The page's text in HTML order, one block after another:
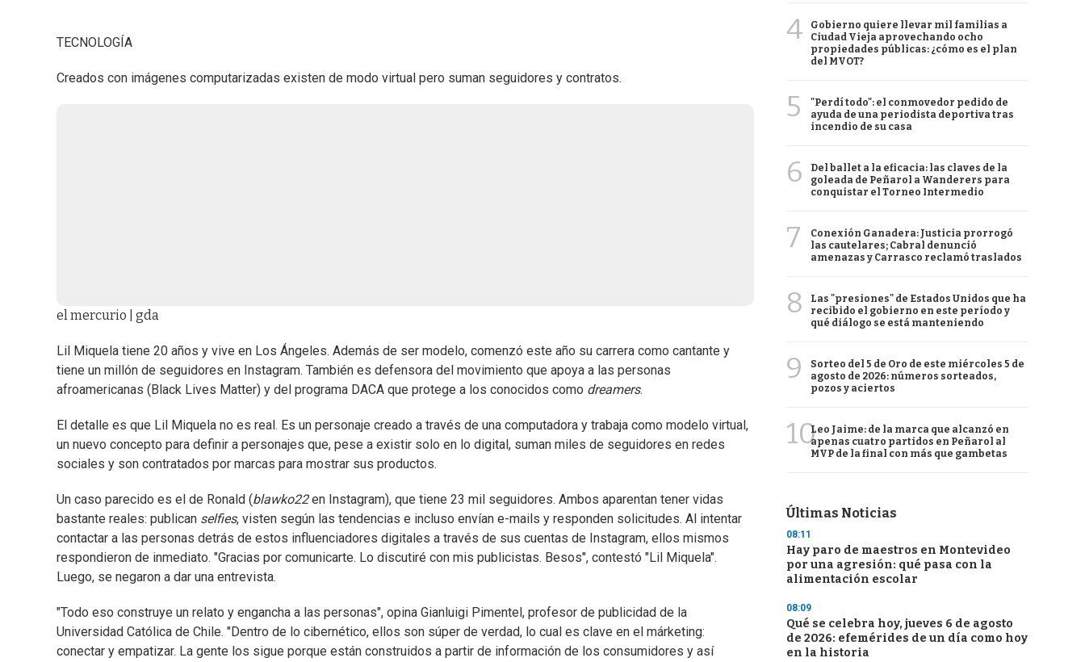
TECNOLOGÍA
Creados con imágenes computarizadas existen de modo virtual pero suman seguidores y contratos.
el mercurio | gda
Lil Miquela tiene 20 años y vive en Los Ángeles. Además de ser modelo, comenzó este año su carrera como cantante y
tiene un millón de seguidores en Instagram. También es defensora del movimiento que apoya a las personas
afroamericanas (Black Lives Matter) y del programa DACA que protege a los conocidos como dreamers.
El detalle es que Lil Miquela no es real. Es un personaje creado a través de una computadora y trabaja como modelo virtual,
un nuevo concepto para definir a personajes que, pese a existir solo en lo digital, suman miles de seguidores en redes
sociales y son contratados por marcas para mostrar sus productos.
Un caso parecido es el de Ronald (blawko22en Instagram), que tiene 23 mil seguidores. Ambos aparentan tener vidas
bastante reales: publican selfies, visten según las tendencias e incluso envían e-mails y responden solicitudes. Al intentar
contactar a las personas detrás de estos influenciadores digitales a través de sus cuentas de Instagram, ellos mismos
respondieron de inmediato. "Gracias por comunicarte. Lo discutiré con mis publicistas. Besos", contestó "Lil Miquela".
Luego, se negaron a dar una entrevista.
"Todo eso construye un relato y engancha a las personas", opina Gianluigi Pimentel, profesor de publicidad de la
Universidad Católica de Chile. "Dentro de lo cibernético, ellos son súper de verdad, lo cual es clave en el márketing:
conectar y empatizar. La gente los sigue porque están construidos a partir de información de los consumidores y así
4
Gobierno quiere llevar mil familias a
Ciudad Vieja aprovechando ocho
propiedades públicas: ¿cómo es el plan
del MVOT?
5
"Perdí todo": el conmovedor pedido de
ayuda de una periodista deportiva tras
incendio de su casa
6
Del ballet a la eficacia: las claves de la
goleada de Peñarol a Wanderers para
conquistar el Torneo Intermedio
7
Conexión Ganadera: Justicia prorrogó
las cautelares; Cabral denunció
amenazas y Carrasco reclamó traslados
8
Las "presiones" de Estados Unidos que ha
recibido el gobierno en este período y
qué diálogo se está manteniendo
9
Sorteo del 5 de Oro de este miércoles 5 de
agosto de 2026: números sorteados,
pozos y aciertos
10Leo Jaime: de la marca que alcanzó en
apenas cuatro partidos en Peñarol al
MVP de la final con más que gambetas
Últimas Noticias
08:11
Hay paro de maestros en Montevideo
por una agresión: qué pasa con la
alimentación escolar
08:09
Qué se celebra hoy, jueves 6 de agosto
de 2026: efemérides de un día como hoy
en la historia